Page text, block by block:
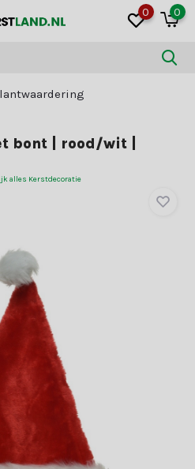
0 0
bont | rood/wit |
alles Kerstdecoratie